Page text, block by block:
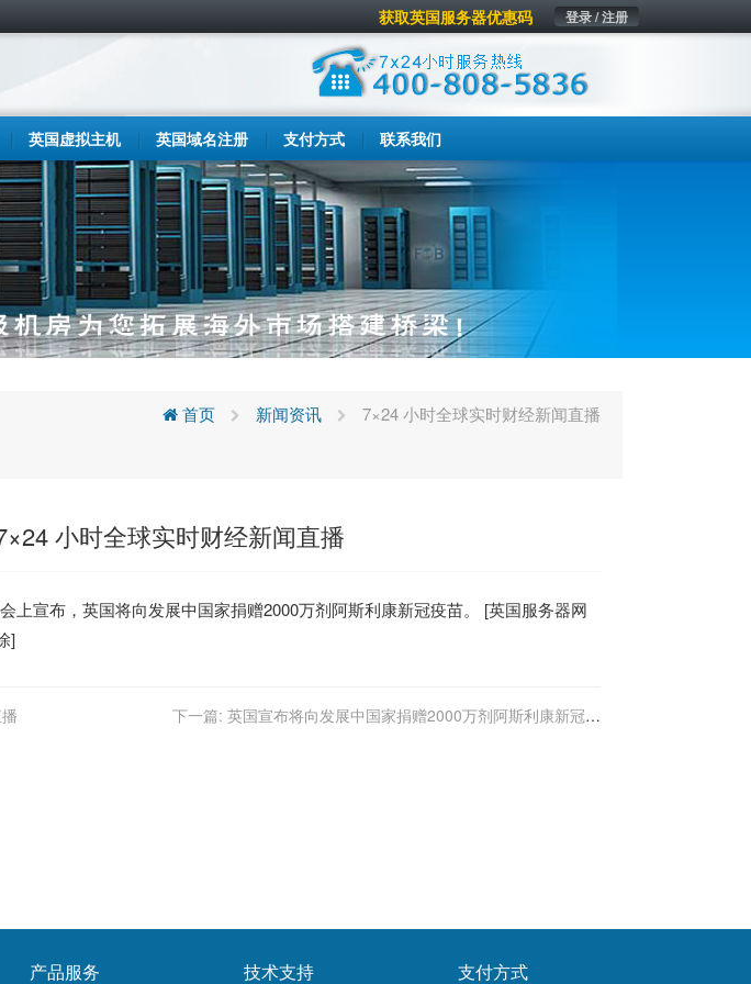
登录 / 注册
获取英国服务器优惠码
英国虚拟主机 英国域名注册 支付方式 联系我们
首页 新闻资讯 7×24 小时全球实时财经新闻直播
小时全球实时财经新闻直播
上宣布， 英国将向发展中国家捐赠2000万剂阿斯利康新冠疫苗。 [英国服务器网
]
下一篇: 英国宣布将向发展中国家捐赠2000万剂阿斯利康新冠疫
产品服务 技术支持 支付方式